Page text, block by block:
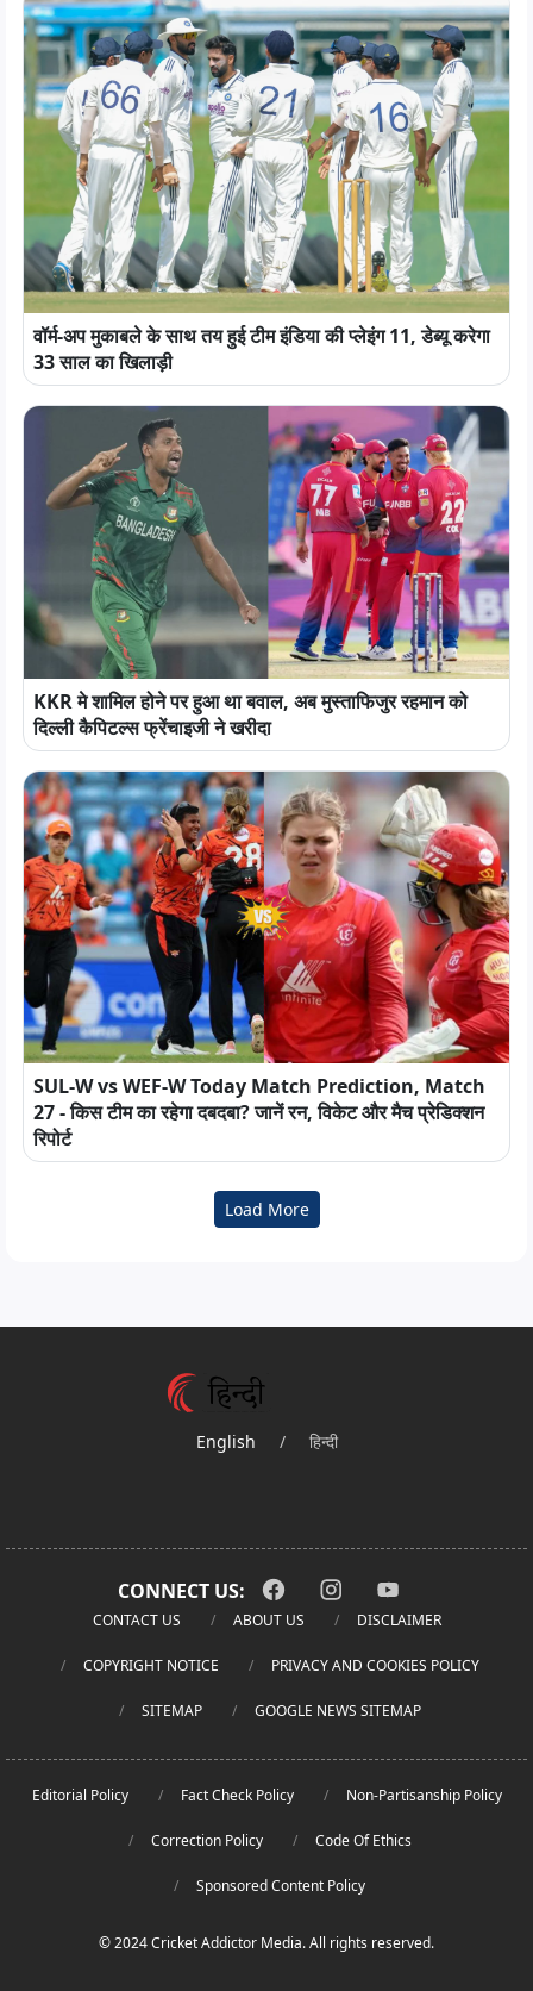
वॉर्म-अप मुकाबले के साथ तय हुई टीम इंडिया की प्लेइंग 11, डेब्यू करेगा
33 साल का खिलाड़ी
KKR मे शामिल होने पर हुआ था बवाल, अब मुस्ताफिजुर रहमान को
दिल्ली कैपिटल्स फ्रेंचाइजी ने खरीदा
SUL-W vs WEF-W Today Match Prediction, Match
27 - किस टीम का रहेगा दबदबा? जानें रन, विकेट और मैच प्रेडिक्शन
रिपोर्ट
Load More
English / हिन्दी
CONNECT US:
CONTACT US ABOUT US DISCLAIMER
COPYRIGHT NOTICE PRIVACY AND COOKIES POLICY
SITEMAP GOOGLE NEWS SITEMAP
Editorial Policy Fact Check Policy Non-Partisanship Policy
Correction Policy Code Of Ethics
Sponsored Content Policy
© 2024 Cricket Addictor Media. All rights reserved.